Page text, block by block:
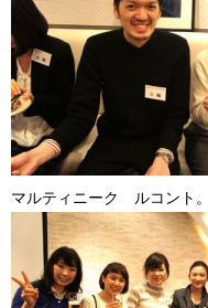
マルティニーク ルコント。